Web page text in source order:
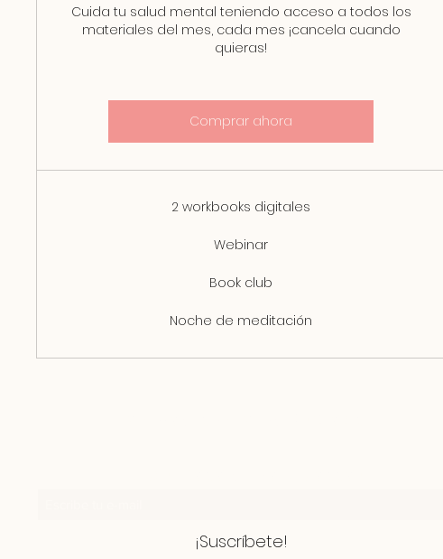
Cuida tu salud mental teniendo acceso a todos los
materiales del mes, cada mes ¡cancela cuando
quieras!
Comprar ahora
2 workbooks digitales
Webinar
Book club
Noche de meditación
¡Suscríbete!